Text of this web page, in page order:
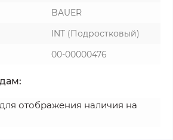
BAUER
INT (Подростковый)
00-00000476
отображения наличия на